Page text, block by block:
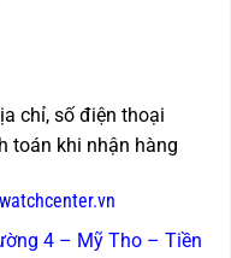
chỉ, số điện thoại
toán khi nhận hàng
watchcenter.vn
4 – Mỹ Tho – Tiền